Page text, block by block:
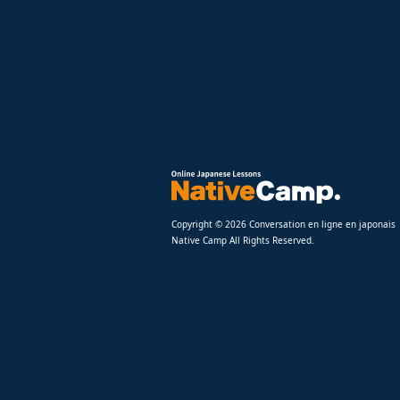
Copyright © 2026 Conversation en ligne en japonais
Native Camp All Rights Reserved.